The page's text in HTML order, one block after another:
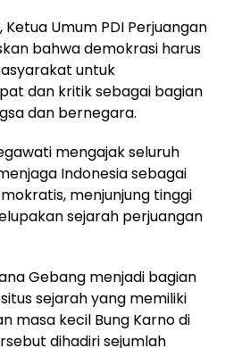
Umum PDI Perjuangan
bahwa demokrasi harus
untuk
dan kritik sebagai bagian
dan bernegara.
mengajak seluruh
Indonesia sebagai
menjunjung tinggi
sejarah perjuangan
Gebang menjadi bagian
sejarah yang memiliki
masa kecil Bung Karno di
dihadiri sejumlah